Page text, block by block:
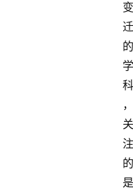
变
迁
的
学
科
，
关
注
的
是